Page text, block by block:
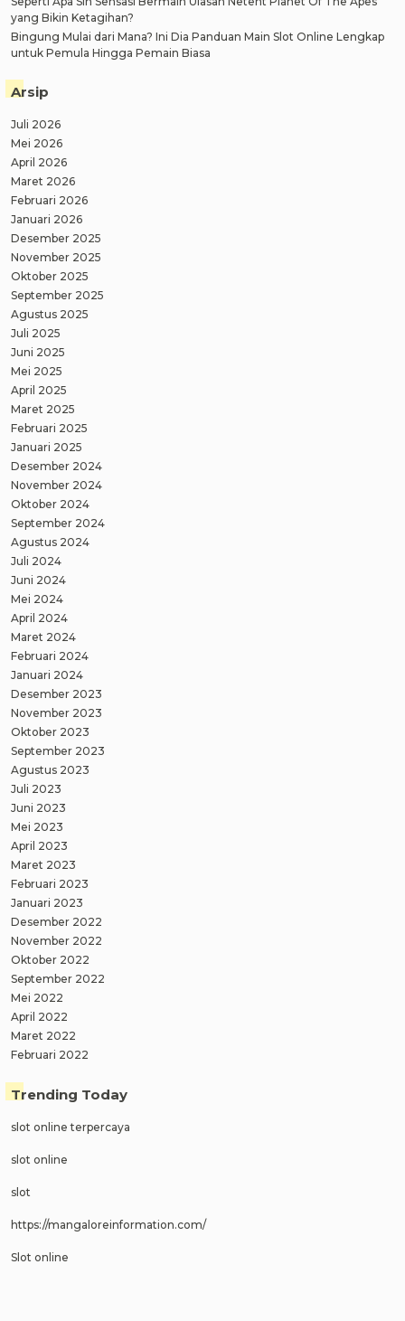
yang Bikin Ketagihan?
Bingung Mulai dari Mana? Ini Dia Panduan Main Slot Online Lengkap
untuk Pemula Hingga Pemain Biasa
Arsip
Juli 2026
Mei 2026
April 2026
Maret 2026
Februari 2026
Januari 2026
Desember 2025
November 2025
Oktober 2025
September 2025
Agustus 2025
Juli 2025
Juni 2025
Mei 2025
April 2025
Maret 2025
Februari 2025
Januari 2025
Desember 2024
November 2024
Oktober 2024
September 2024
Agustus 2024
Juli 2024
Juni 2024
Mei 2024
April 2024
Maret 2024
Februari 2024
Januari 2024
Desember 2023
November 2023
Oktober 2023
September 2023
Agustus 2023
Juli 2023
Juni 2023
Mei 2023
April 2023
Maret 2023
Februari 2023
Januari 2023
Desember 2022
November 2022
Oktober 2022
September 2022
Mei 2022
April 2022
Maret 2022
Februari 2022
Trending Today
slot online terpercaya
slot online
slot
https://mangaloreinformation.com/
Slot online